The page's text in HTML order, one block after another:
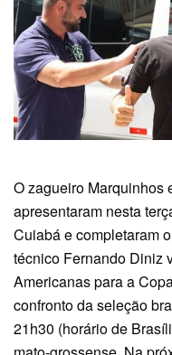
O zagueiro Marquinhos
apresentaram nesta
Cuiabá e completaram
técnico Fernando Diniz
Americanas para a
confronto da seleção
21h30 (horário de